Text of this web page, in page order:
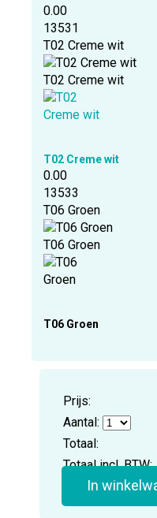
0.00
13531
T02 Creme wit
T02 Creme wit
T02 Creme wit
0.00
13533
T06 Groen
T06 Groen
T06 Groen
Prijs:
Aantal:
Totaal:
Totaal incl. BTW:
In